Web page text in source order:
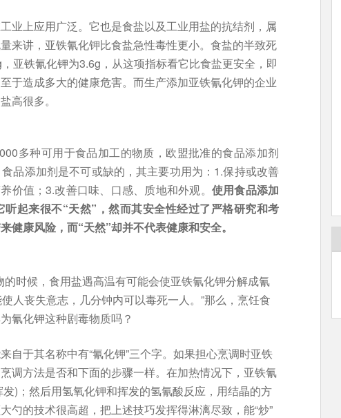
业上应用广泛。它也是食盐以及工业用盐的抗结剂，属
来讲，亚铁氰化钾比食盐急性毒性更小。食盐的半致死
亚铁氰化钾为3.6g，从这项指标看它比食盐更安全，即
于造成多大的健康危害。而生产添加亚铁氰化钾的企业
高很多。
多种可用于食品加工的物质，欧盟批准的食品添加剂
品添加剂是不可或缺的，其主要功用为：1.保持或改善
价值；3.改善口味、口感、质地和外观。 使用食品添加
起来很不“天然”，然而其安全性经过了严格研究和考
健康风险，而“天然”却并不代表健康和安全。
的时候，食用盐遇高温有可能会使亚铁氰化钾分解成氰
人丧失意志，几分钟内可以毒死一人。”那么，烹饪食
氰化钾这种剧毒物质吗？
自于其名称中有“氰化钾”三个字。如果担心烹调时亚铁
调方法是否和下面的步骤一样。在加热情况下，亚铁氰
)；然后用氢氧化钾和挥发的氢氰酸反应，用结晶的方
勺的技术很高超，把上述技巧发挥得淋漓尽致，能“炒”